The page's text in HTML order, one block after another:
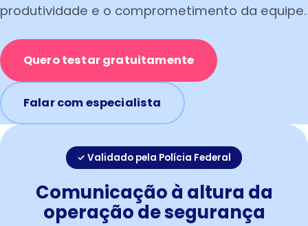
produtividade e o comprometimento da equipe.
Quero testar gratuitamente
Falar com especialista
✓ Validado pela Polícia Federal
Comunicação à altura da
operação de segurança